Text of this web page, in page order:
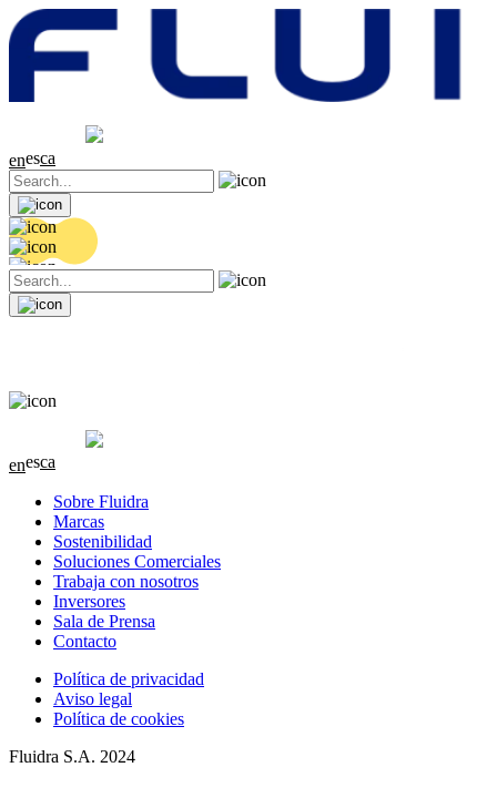
0.06 (+0.3%)
enesca
0.06 (+0.3%)
enesca
Sobre Fluidra
Marcas
Sostenibilidad
Soluciones Comerciales
Trabaja con nosotros
Inversores
Sala de Prensa
Contacto
Política de privacidad
Aviso legal
Política de cookies
Fluidra S.A. 2024